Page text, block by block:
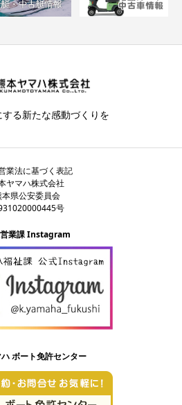
る新たな感動づくりを
業法に基づく表記
ヤマハ株式会社
本県公安委員会
号
業課 Instagram
ボート免許センター